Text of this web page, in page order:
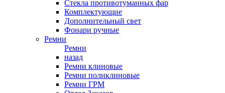
Стекла противотуманных фар
Комплектующие
Дополнительный свет
Фонари ручные
Ремни
Ремни
назад
Ремни клиновые
Ремни поликлиновые
Ремни ГРМ